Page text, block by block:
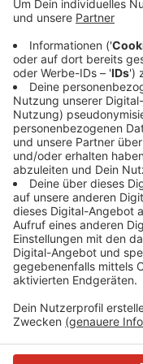
Der 82-jährige
gestern Nachmittag
Der Radfahrer
des LKW überrollt.
gebracht. Weshalb
noch nicht bekannt.
Anzeige
Anzeige